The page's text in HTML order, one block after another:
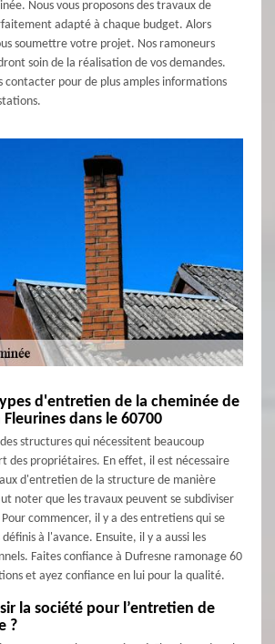
Nous vous proposons des travaux de
adapté à chaque budget. Alors
soumettre votre projet. Nos ramoneurs
soin de la réalisation de vos demandes.
contacter pour de plus amples informations
d'entretien de la cheminée de
dans le 60700
structures qui nécessitent beaucoup
des propriétaires. En effet, il est nécessaire
d'entretien de la structure de manière
noter que les travaux peuvent se subdiviser
commencer, il y a des entretiens qui se
à l'avance. Ensuite, il y a aussi les
Faites confiance à Dufresne ramonage 60
et ayez confiance en lui pour la qualité.
la société pour l’entretien de
?